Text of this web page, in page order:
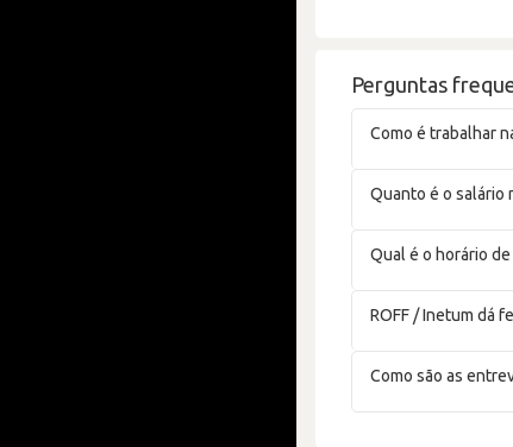
Perguntas
Como é trabalhar
Quanto é o salário
Qual é o horário
ROFF / Inetum dá
Como são as